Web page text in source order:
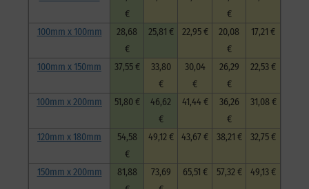
€
€
100mm x 100mm
28,68
€
25,81 € 22,95 €
20,08
€
17,21 €
100mm x 150mm 37,55 €
33,80
€
30,04
€
26,29
€
22,53 €
100mm x 200mm 51,80 €
46,62
€
41,44 €
36,26
€
31,08 €
120mm x 180mm
54,58
€
49,12 € 43,67 € 38,21 € 32,75 €
150mm x 200mm
81,88
73,69
65,51 € 57,32 € 49,13 €